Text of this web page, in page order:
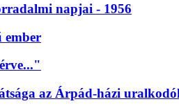
napjai - 1956
ember
az Árpád-házi